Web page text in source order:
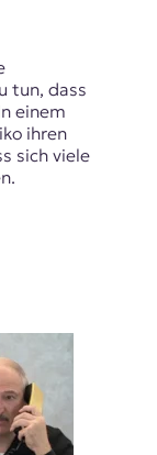
tun, dass
einem
ihren
sich viele